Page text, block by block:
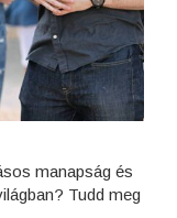
manapság és
Tudd meg